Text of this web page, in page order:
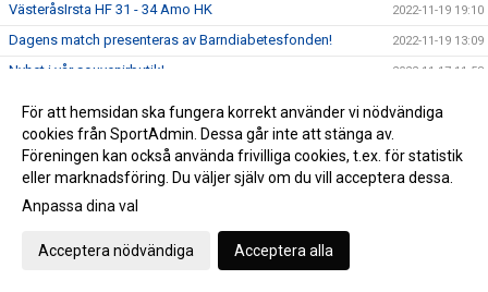
VästeråsIrsta HF 31 - 34 Amo HK 2022-11-19 19:10
Dagens match presenteras av Barndiabetesfonden! 2022-11-19 13:09
Nyhet i vår souvenirbutik! 2022-11-17 11:58
P18 vidare till Gjensidige USM Steg 3!
Världsdiabetesdagen 2022 2022-11-14 10:41
Eftersnack: Gjensidige USM Steg 1 (A-pojk)
För att hemsidan ska fungera korrekt använder vi nödvändiga
cookies från SportAdmin. Dessa går inte att stänga av.
Föreningen kan också använda frivilliga cookies, t.ex. för statistik
eller marknadsföring. Du väljer själv om du vill acceptera dessa.
Anpassa dina val
Acceptera nödvändiga Acceptera alla